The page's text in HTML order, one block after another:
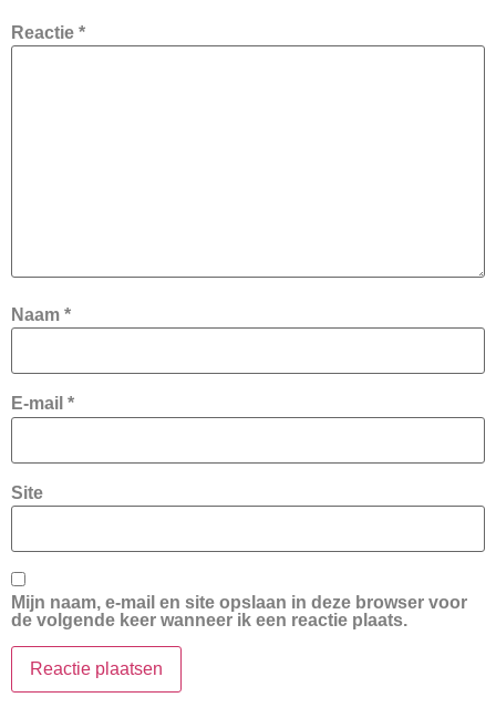
Reactie *
Naam *
E-mail *
Site
Mijn naam, e-mail en site opslaan in deze browser voor
de volgende keer wanneer ik een reactie plaats.